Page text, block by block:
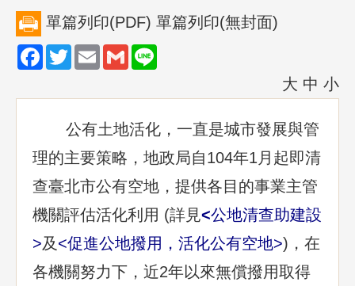
單篇列印(PDF) 單篇列印(無封面)
Facebook
TwitterEmailGmail
大 中 小
公有土地活化，一直是城市發展與管
理的主要策略，地政局自104年1月起即清
查臺北市公有空地，提供各目的事業主管
機關評估活化利用 (詳見<公地清查助建設
>及 <促進公地撥用，活化公有空地>)，在
各機關努力下，近2年以來無償撥用取得